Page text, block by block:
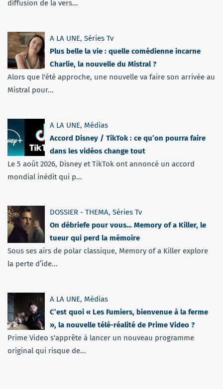
diffusion de la vers...
A LA UNE, Séries Tv
Plus belle la vie : quelle comédienne incarne
Charlie, la nouvelle du Mistral ?
Alors que l'été approche, une nouvelle va faire son arrivée au
Mistral pour...
A LA UNE, Médias
Accord Disney / TikTok : ce qu’on pourra faire
dans les vidéos change tout
Le 5 août 2026, Disney et TikTok ont annoncé un accord
mondial inédit qui p...
DOSSIER - THEMA, Séries Tv
On débriefe pour vous… Memory of a Killer, le
tueur qui perd la mémoire
Sous ses airs de polar classique, Memory of a Killer explore
la perte d’ide...
A LA UNE, Médias
C’est quoi « Les Fumiers, bienvenue à la ferme
», la nouvelle télé-réalité de Prime Video ?
Prime Video s'apprête à lancer un nouveau programme
original qui risque de...